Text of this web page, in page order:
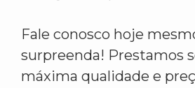
Fale conosco hoje
surpreenda! Prestamos
máxima qualidade e